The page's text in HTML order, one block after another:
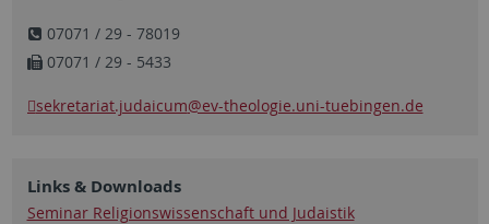
07071 / 29 - 78019
07071 / 29 - 5433
sekretariat.judaicum@ev-theologie.uni-tuebingen.de
Links & Downloads
Seminar Religionswissenschaft und Judaistik